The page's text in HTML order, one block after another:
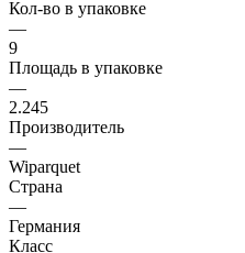
Кол-во в упаковке
—
9
Площадь в упаковке
—
2.245
Производитель
—
Wiparquet
Страна
—
Германия
Класс